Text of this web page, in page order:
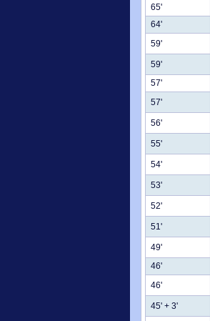
65'
64'
59'
59'
57'
57'
56'
55'
54'
53'
52'
51'
49'
46'
46'
45' + 3'